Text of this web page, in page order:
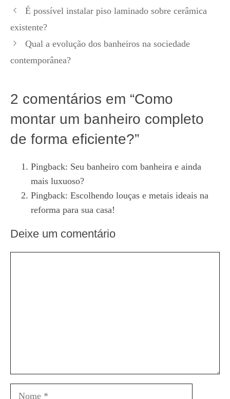
É possível instalar piso laminado sobre cerâmica
existente?
Qual a evolução dos banheiros na sociedade
contemporânea?
2 comentários em “Como
montar um banheiro completo
de forma eficiente?”
Pingback: Seu banheiro com banheira e ainda
mais luxuoso?
Pingback: Escolhendo louças e metais ideais na
reforma para sua casa!
Deixe um comentário